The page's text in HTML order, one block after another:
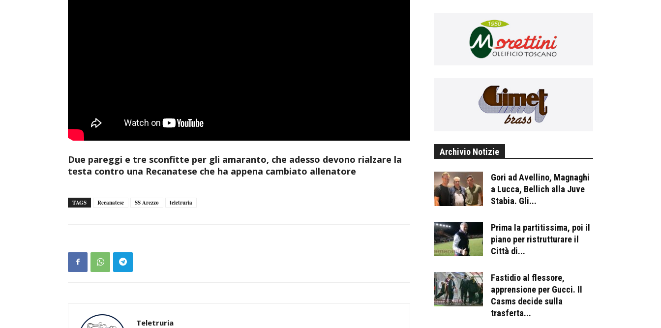
Due pareggi e tre sconfitte per gli amaranto, che adesso devono rialzare la
testa contro una Recanatese che ha appena cambiato allenatore
TAGS Recanatese SS Arezzo teletruria
Teletruria
Archivio Notizie
Gori ad Avellino, Magnaghi
a Lucca, Bellich alla Juve
Stabia. Gli...
Prima la partitissima, poi il
piano per ristrutturare il
Città di...
Fastidio al flessore,
apprensione per Gucci. Il
Casms decide sulla
trasferta...